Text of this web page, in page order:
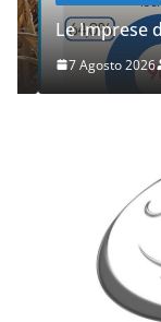
Le Imprese
7 Agosto 2026 .